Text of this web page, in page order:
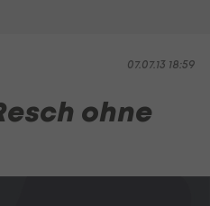
07.07.13 18:59
ohne